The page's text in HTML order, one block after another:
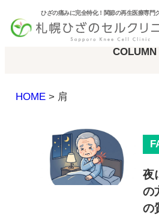
ひざの痛みに完全特化！関節の再生医療専門
メニュー・料
ひざの再生医
再生医療とは
コラ
COLUMN
HOME> 肩
夜
の
の